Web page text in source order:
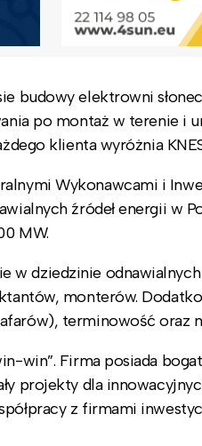
budowy elektrowni
po montaż w terenie i
klienta wyróżnia
Wykonawcami i
źródeł energii w
MW.
w dziedzinie
monterów.
terminowość oraz
win”. Firma posiada
projekty dla
z firmami